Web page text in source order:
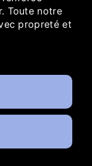
Toute notre
propreté et